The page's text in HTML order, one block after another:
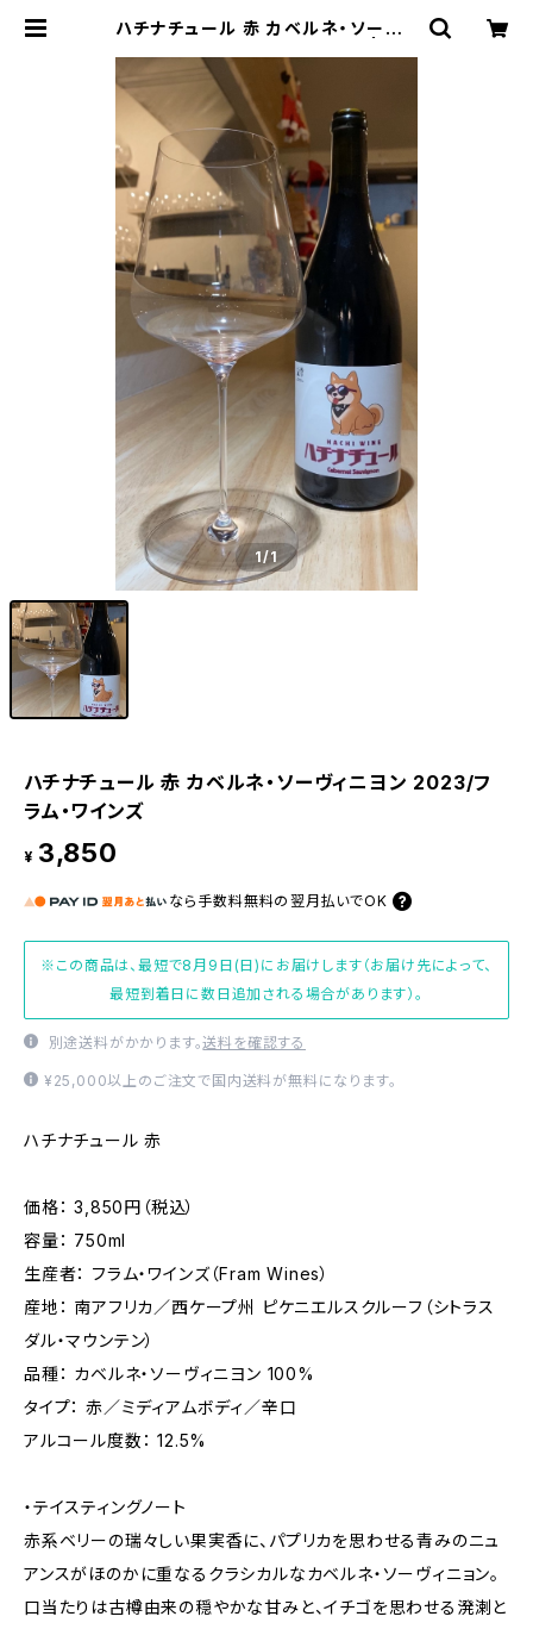
ハチナチュール 赤 カベルネ・ソーヴィ
ンショップ Mine
1/1
ハチナチュール 赤 カベルネ・ソーヴィニヨン 2023/フ
ラム・ワインズ
¥ 3,850
なら 手数料無料の 翌月払いでOK
※この商品は、最短で8月9日(日)にお届けします（お届け先によって、
最短到着日に数日追加される場合があります）。
別途送料がかかります。送料を確認する
¥25,000以上のご注文で国内送料が無料になります。
ハチナチュール 赤
価格： 3,850円（税込）
容量： 750ml
生産者： フラム・ワインズ（Fram Wines）
産地： 南アフリカ／西ケープ州 ピケニエルスクルーフ（シトラス
ダル・マウンテン）
品種： カベルネ・ソーヴィニヨン 100%
タイプ： 赤／ミディアムボディ／辛口
アルコール度数： 12.5%
・テイスティングノート
赤系ベリーの瑞々しい果実香に、パプリカを思わせる青みのニュ
アンスがほのかに重なるクラシカルなカベルネ・ソーヴィニョン。
口当たりは古樽由来の穏やかな甘みと、イチゴを思わせる溌溂と